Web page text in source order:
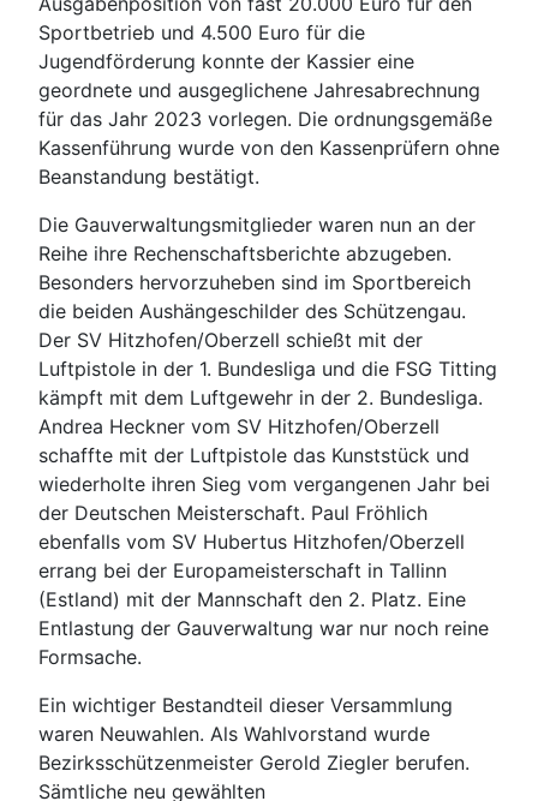
Sportbetrieb und 4.500 Euro für die
Jugendförderung konnte der Kassier eine
geordnete und ausgeglichene Jahresabrechnung
für das Jahr 2023 vorlegen. Die ordnungsgemäße
Kassenführung wurde von den Kassenprüfern ohne
Beanstandung bestätigt.
Die Gauverwaltungsmitglieder waren nun an der
Reihe ihre Rechenschaftsberichte abzugeben.
Besonders hervorzuheben sind im Sportbereich
die beiden Aushängeschilder des Schützengau.
Der SV Hitzhofen/Oberzell schießt mit der
Luftpistole in der 1. Bundesliga und die FSG Titting
kämpft mit dem Luftgewehr in der 2. Bundesliga.
Andrea Heckner vom SV Hitzhofen/Oberzell
schaffte mit der Luftpistole das Kunststück und
wiederholte ihren Sieg vom vergangenen Jahr bei
der Deutschen Meisterschaft. Paul Fröhlich
ebenfalls vom SV Hubertus Hitzhofen/Oberzell
errang bei der Europameisterschaft in Tallinn
(Estland) mit der Mannschaft den 2. Platz. Eine
Entlastung der Gauverwaltung war nur noch reine
Formsache.
Ein wichtiger Bestandteil dieser Versammlung
waren Neuwahlen. Als Wahlvorstand wurde
Bezirksschützenmeister Gerold Ziegler berufen.
Sämtliche neu gewählten